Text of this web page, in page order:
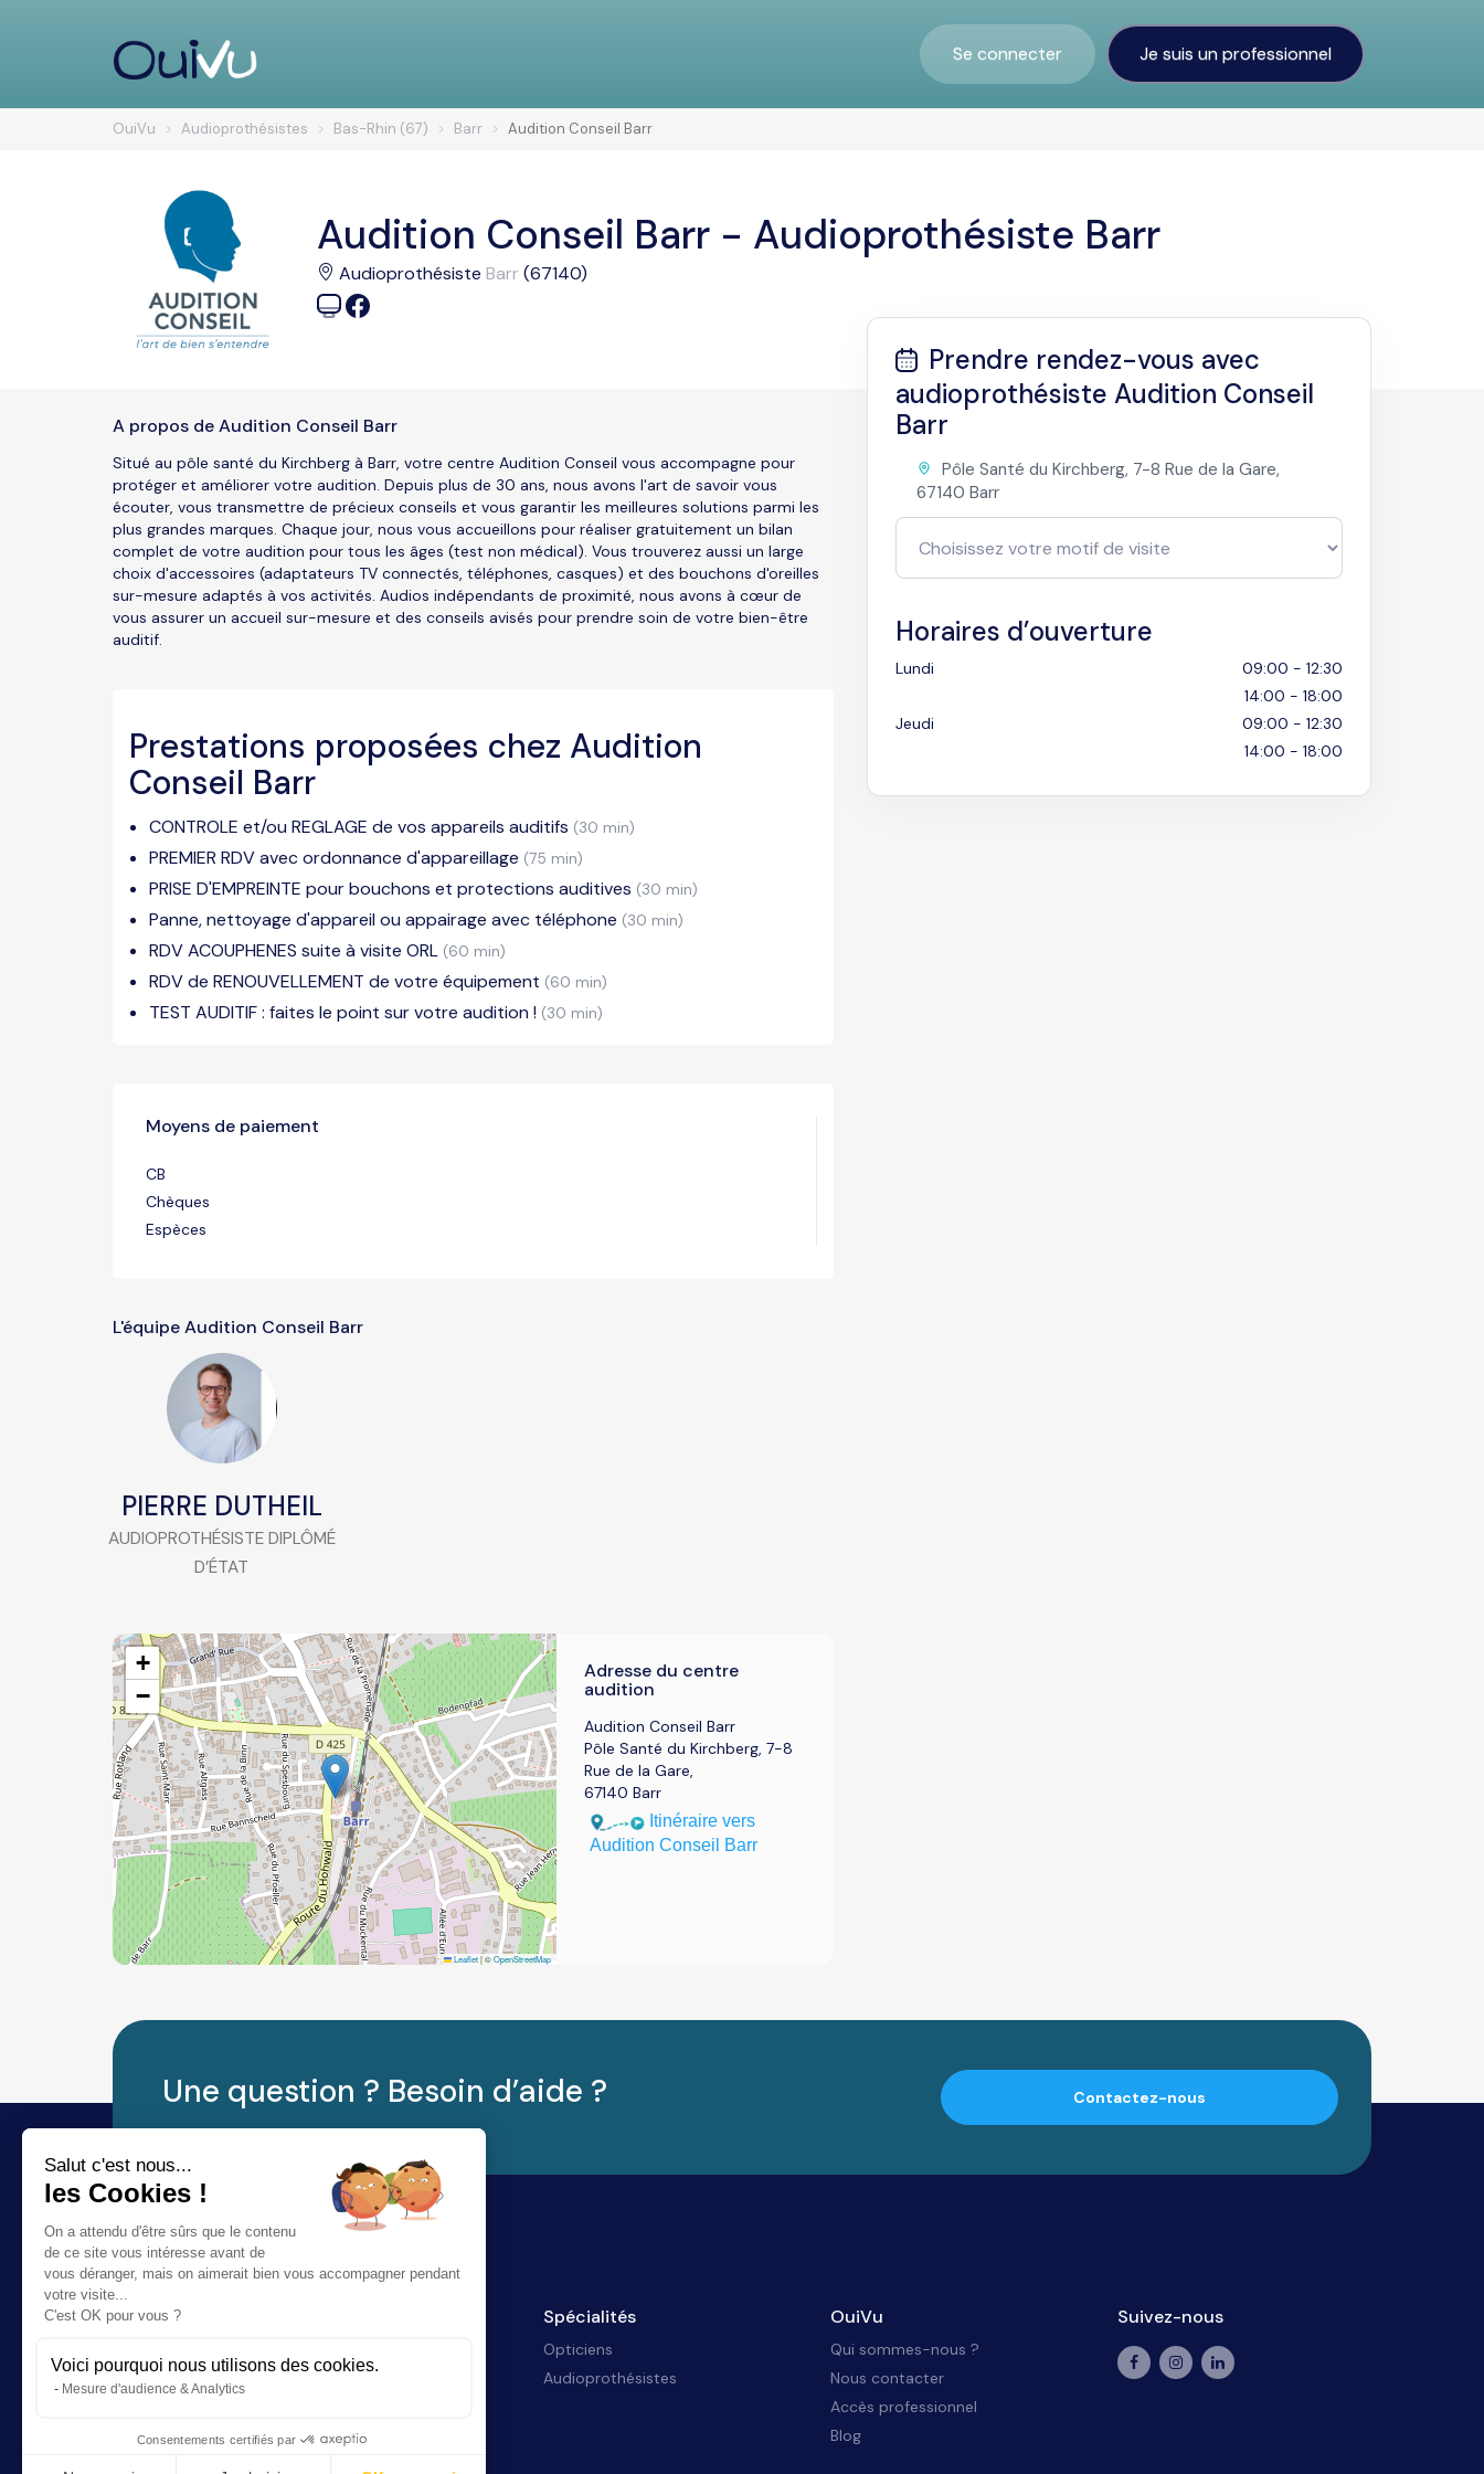
Se connecter Je suis un professionnel
OuiVu Audioprothésistes Bas-Rhin (67) Barr Audition Conseil Barr
Audition Conseil Barr - Audioprothésiste Barr
Audioprothésiste Barr (67140)
Prendre rendez-vous avec
audioprothésiste Audition Conseil
Barr
Pôle Santé du Kirchberg, 7-8 Rue de la Gare,
67140 Barr
Horaires d’ouverture
Lundi
09:00 - 12:30
14:00 - 18:00
Jeudi
09:00 - 12:30
14:00 - 18:00
A propos de Audition Conseil Barr
Situé au pôle santé du Kirchberg à Barr, votre centre Audition Conseil vous accompagne pour
protéger et améliorer votre audition. Depuis plus de 30 ans, nous avons l'art de savoir vous
écouter, vous transmettre de précieux conseils et vous garantir les meilleures solutions parmi les
plus grandes marques. Chaque jour, nous vous accueillons pour réaliser gratuitement un bilan
complet de votre audition pour tous les âges (test non médical). Vous trouverez aussi un large
choix d'accessoires (adaptateurs TV connectés, téléphones, casques) et des bouchons d'oreilles
sur-mesure adaptés à vos activités. Audios indépendants de proximité, nous avons à cœur de
vous assurer un accueil sur-mesure et des conseils avisés pour prendre soin de votre bien-être
auditif.
Prestations proposées chez Audition
Conseil Barr
CONTROLE et/ou REGLAGE de vos appareils auditifs (30 min)
PREMIER RDV avec ordonnance d'appareillage (75 min)
PRISE D'EMPREINTE pour bouchons et protections auditives (30 min)
Panne, nettoyage d'appareil ou appairage avec téléphone (30 min)
RDV ACOUPHENES suite à visite ORL (60 min)
RDV de RENOUVELLEMENT de votre équipement (60 min)
TEST AUDITIF : faites le point sur votre audition ! (30 min)
Moyens de paiement
CB
Chèques
Espèces
L'équipe Audition Conseil Barr
PIERRE DUTHEIL
AUDIOPROTHÉSISTE DIPLÔMÉ
D’ÉTAT
+
−
Leaflet|©OpenStreetMap
Adresse du centre
audition
Audition Conseil Barr
Pôle Santé du Kirchberg, 7-8
Rue de la Gare,
67140 Barr
Itinéraire vers
Audition Conseil Barr
Une question ? Besoin d’aide ? Contactez-nous
Rendez-vous en ligne avec votre audioprothésiste ou
votre opticien.
Spécialités
Opticiens
Audioprothésistes
OuiVu
Qui sommes-nous ?
Nous contacter
Accès professionnel
Blog
Suivez-nous
Salut c'est nous...
les Cookies !
On a attendu d'être sûrs que le contenu
de ce site vous intéresse avant de
vous déranger, mais on aimerait bien vous accompagner pendant
votre visite...
C'est OK pour vous ?
Voici pourquoi nous utilisons des cookies.
Mesure d'audience & Analytics
Consentements certifiés par